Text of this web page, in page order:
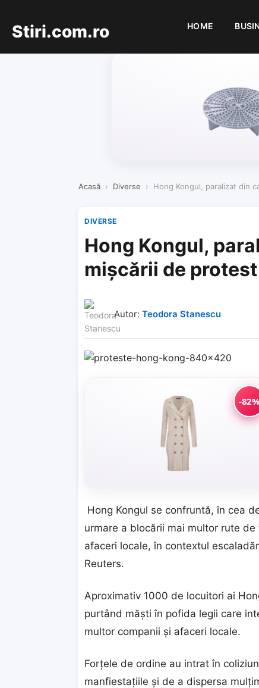
Stiri.com.ro HOME
Acasă › Diverse › Hong Kongul, paralizat din
DIVERSE
Hong Kongul,
mișcării de protest
Autor: Teodora Stanescu
-82%
Hong Kongul se confruntă, în cea
urmare a blocării mai multor rute
afaceri locale, în contextul
Reuters.
Aproximativ 1000 de locuitori ai
purtând măști în pofida legii care
multor companii și afaceri locale.
Forțele de ordine au intrat în
manfiestațiile și de a dispersa